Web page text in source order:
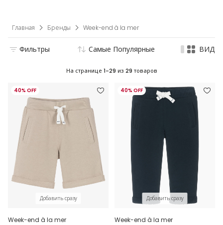
Главная Бренды Week-end à la mer
Фильтры Самые Популярные ВИД
На странице 1-29 из 29 товаров
40% OFF
Добавить сразу
Week-end à la mer
40% OFF
Добавить сразу
Week-end à la mer